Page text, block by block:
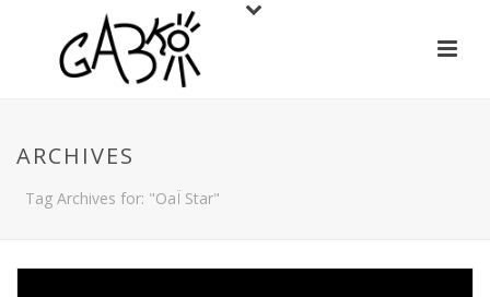
ARCHIVES
Tag Archives for: "OaÏ Star"